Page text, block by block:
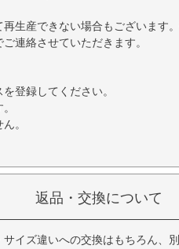
生産できない場合もございます
連絡させていただきます。
登録してください。
。
返品・交換について
イズ違いへの交換はもちろん、